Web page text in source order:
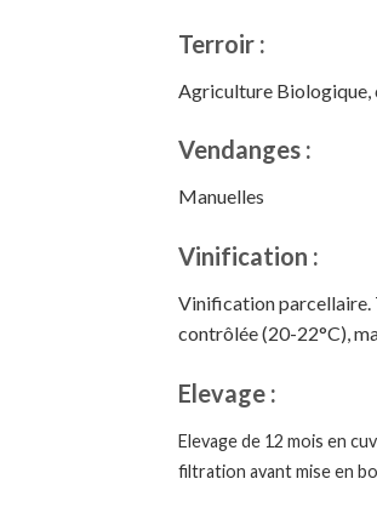
Terroir :
Agriculture Biologique,
Vendanges :
Manuelles
Vinification :
Vinification parcellaire.
contrôlée (20-22°C),
Elevage :
Elevage de 12 mois en
filtration avant mise en